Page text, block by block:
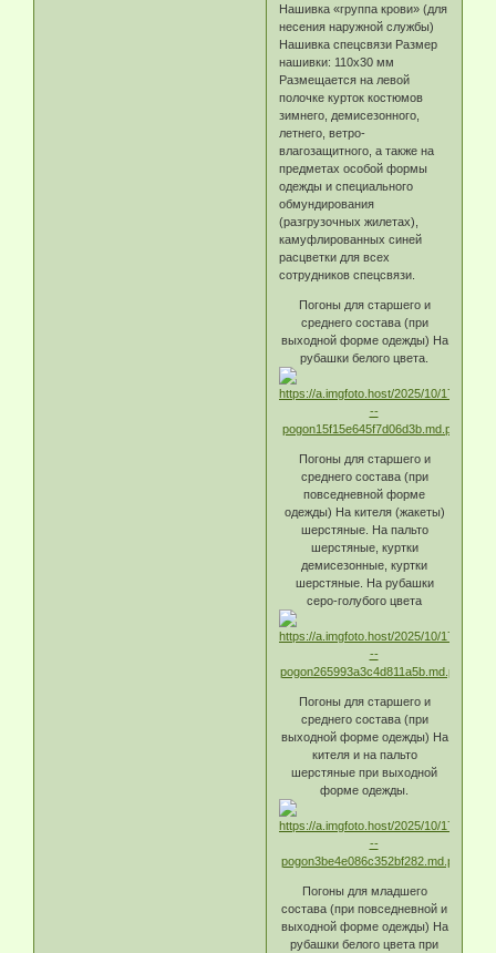
Нашивка «группа крови» (для
несения наружной службы)
Нашивка спецсвязи Размер
нашивки: 110х30 мм
Размещается на левой
полочке курток костюмов
зимнего, демисезонного,
летнего, ветро-
влагозащитного, а также на
предметах особой формы
одежды и специального
обмундирования
(разгрузочных жилетах),
камуфлированных синей
расцветки для всех
сотрудников спецсвязи.
Погоны для старшего и
среднего состава (при
выходной форме одежды) На
рубашки белого цвета.
Погоны для старшего и
среднего состава (при
повседневной форме
одежды) На кителя (жакеты)
шерстяные. На пальто
шерстяные, куртки
демисезонные, куртки
шерстяные. На рубашки
серо-голубого цвета
Погоны для старшего и
среднего состава (при
выходной форме одежды) На
кителя и на пальто
шерстяные при выходной
форме одежды.
Погоны для младшего
состава (при повседневной и
выходной форме одежды) На
рубашки белого цвета при